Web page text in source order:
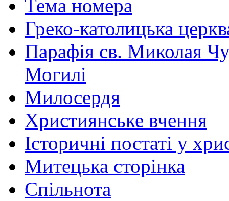
Тема номера
Греко-католицька
Парафія св. Миколая
Могилі
Милосердя
Християнське вчення
Історичні постаті у
Митецька сторінка
Спільнота